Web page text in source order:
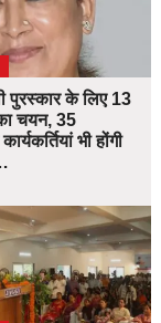
पुरस्कार के लिए 13
चयन, 35
भी होंगी